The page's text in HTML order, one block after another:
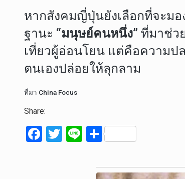
หากสังคมญี่ปุ่นยังเลือกที่จะม
ฐานะ “มนุษย์คนหนึ่ง” ที่มาช่ว
เที่ยวผู้อ่อนโยน แต่คือความป
ตนเองปล่อยให้ลุกลาม
ที่มา China Focus
Share:
F
T
Li S
ar